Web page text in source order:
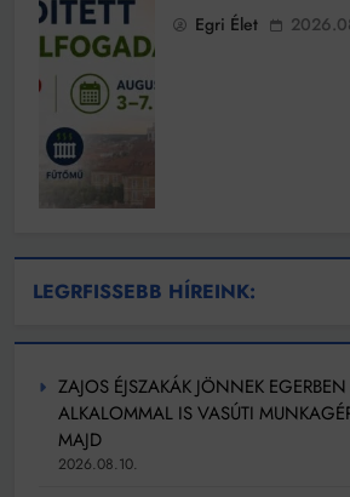
Egri Élet
LEGRFISSEBB HÍREINK:
ZAJOS ÉJSZAKÁK JÖNNEK
ALKALOMMAL IS VASÚTI
MAJD
2026.08.10.